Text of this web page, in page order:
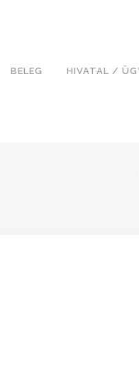
BELEG HIVATAL /